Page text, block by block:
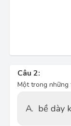
Câu 2:
Một trong những
A. bề dày